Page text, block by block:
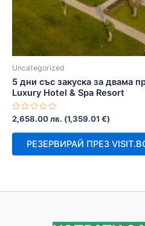
Uncategorized
5 дни със закуска за двама
Luxury Hotel & Spa Resort
Оценено
с
0
2,658.00лв. (1,359.01 €)
РЕЗЕРВИРАЙ ПРЕЗ